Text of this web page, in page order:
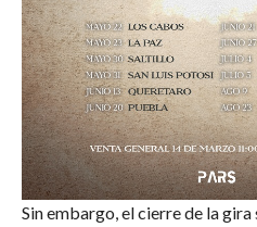
Sin embargo, el cierre de la